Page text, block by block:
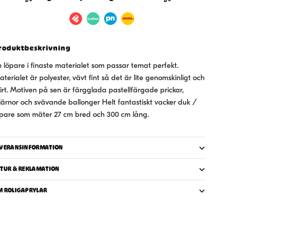
KisseKatt
mängd
löpare i finaste materialet som passar temat perfekt.
är polyester, vävt fint så det är lite genomskinligt och
Motiven på sen är färgglada pastellfärgade prickar,
och svävande ballonger Helt fantastiskt vacker duk /
som mäter 27 cm bred och 300 cm lång.
& REKLAMATION
ROLIGAPRYLAR